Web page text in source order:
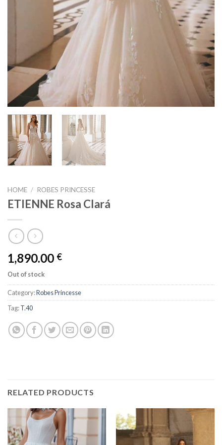
HOME / ROBES PRINCESSE
ETIENNE Rosa Clará
1,890.00 €
Out of stock
Category:Robes Princesse
Tag:T.40
RELATED PRODUCTS